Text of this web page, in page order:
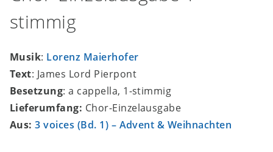
stimmig
Musik: Lorenz Maierhofer
Text: James Lord Pierpont
Besetzung: a cappella, 1-stimmig
Lieferumfang: Chor-Einzelausgabe
Aus:3 voices (Bd. 1) – Advent & Weihnachten